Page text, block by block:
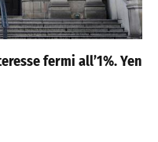
fermi all’1%. Yen